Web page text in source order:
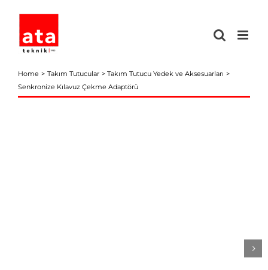
content
Home Takım Tutucular
Takım Tutucu Yedek ve Aksesuarları
Senkronize Kılavuz Çekme Adaptörü